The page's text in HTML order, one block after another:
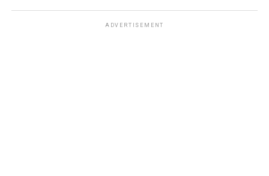
ADVERTISEMENT